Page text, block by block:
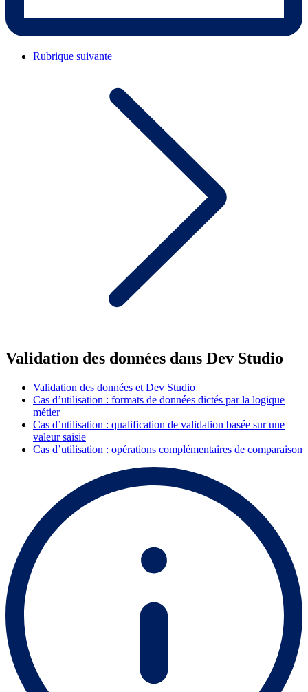
Rubrique suivante
Validation des données dans Dev Studio
Validation des données et Dev Studio
Cas d’utilisation : formats de données dictés par la logique
métier
Cas d’utilisation : qualification de validation basée sur une
valeur saisie
Cas d’utilisation : opérations complémentaires de comparaison